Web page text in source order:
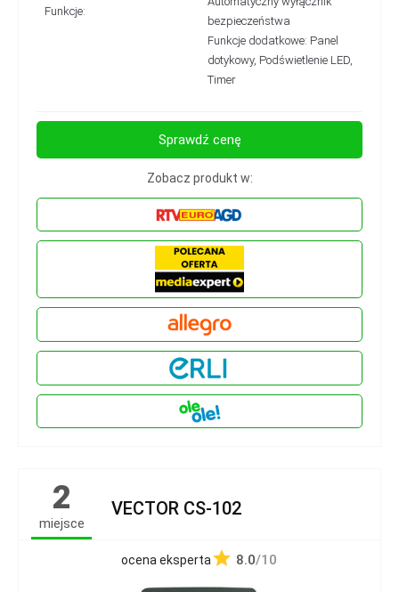
Funkcje:
bezpieczeństwa
Funkcje dodatkowe: Panel
dotykowy, Podświetlenie LED,
Timer
Sprawdź cenę
Zobacz produkt w:
2
miejsce
VECTOR CS-102
ocena eksperta 8.0/10